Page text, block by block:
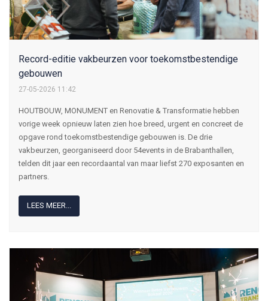
Record-editie vakbeurzen voor toekomstbestendige
gebouwen
27-05-2026 11:42
HOUTBOUW, MONUMENT en Renovatie & Transformatie hebben
vorige week opnieuw laten zien hoe breed, urgent en concreet de
opgave rond toekomstbestendige gebouwen is. De drie
vakbeurzen, georganiseerd door 54events in de Brabanthallen,
telden dit jaar een recordaantal van maar liefst 270 exposanten en
partners.
LEES MEER...